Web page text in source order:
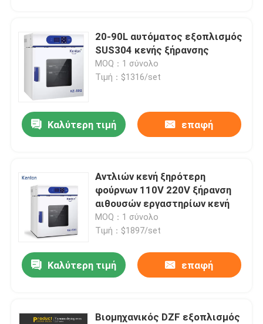
20-90L αυτόματος εξοπλισμός
SUS304 κενής ξήρανσης
MOQ：1 σύνολο
Τιμή：$1316/set
Καλύτερη τιμή επαφή
Αντλιών κενή ξηρότερη
φούρνων 110V 220V ξήρανση
αιθουσών εργαστηρίων κενή
MOQ：1 σύνολο
Τιμή：$1897/set
Καλύτερη τιμή επαφή
Βιομηχανικός DZF εξοπλισμός